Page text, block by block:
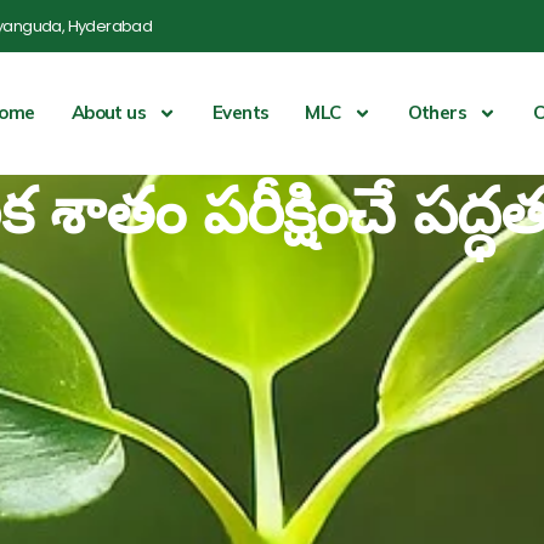
Hyderabad
About us Events MLC Others
పరీక్షించే